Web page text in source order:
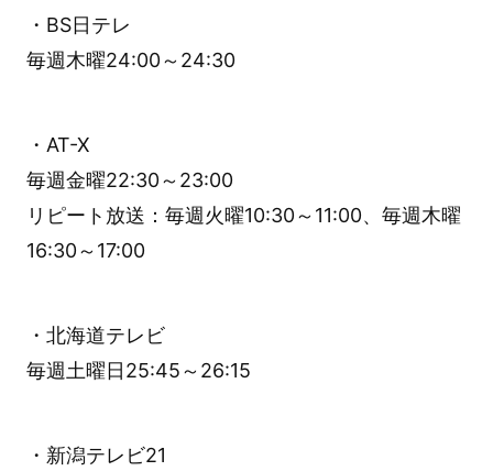
・BS日テレ
毎週木曜24:00～24:30
・AT-X
毎週金曜22:30～23:00
リピート放送：毎週火曜10:30～11:00、毎週木曜
16:30～17:00
・北海道テレビ
毎週土曜日25:45～26:15
・新潟テレビ21